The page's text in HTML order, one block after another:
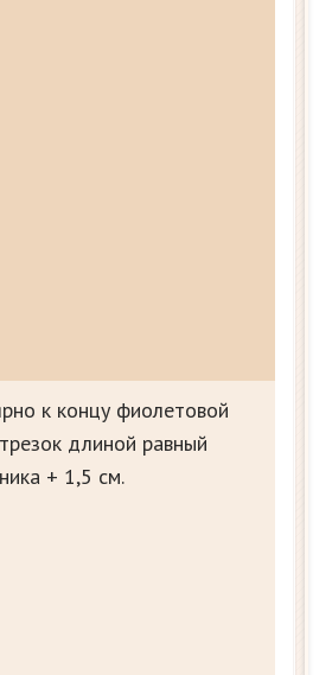
к концу фиолетовой
длиной равный
+ 1,5 см.